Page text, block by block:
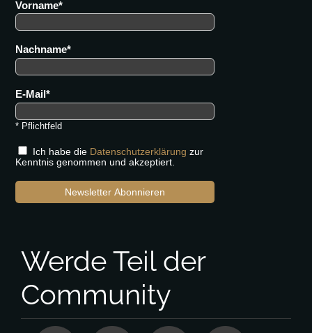
Vorname
Nachname
E-Mail
* Pflichtfeld
Ich habe die Datenschutzerklärung zur
Kenntnis genommen und akzeptiert.
Newsletter Abonnieren
Werde Teil der
Community